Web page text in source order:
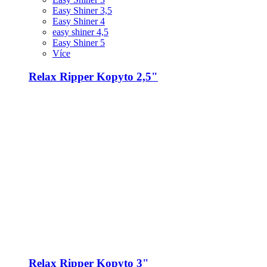
Easy Shiner 3,5
Easy Shiner 4
easy shiner 4,5
Easy Shiner 5
Více
Relax Ripper Kopyto 2,5"
Relax Ripper Kopyto 3"